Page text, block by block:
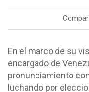
En el marco de su
encargado de
pronunciamiento
luchando por